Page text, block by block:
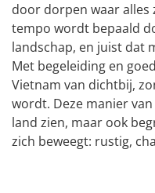
door dorpen waar alles
tempo wordt bepaald
landschap, en juist dat
Met begeleiding en
Vietnam van dichtbij,
wordt. Deze manier
land zien, maar ook
zich beweegt: rustig,